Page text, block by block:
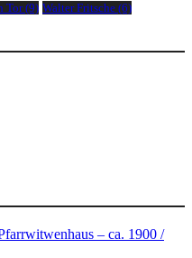
Tor(9) Walter Fritsche (6)
– ca. 1900 /